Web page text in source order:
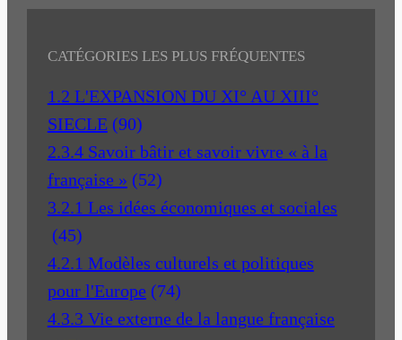
CATÉGORIES LES PLUS FRÉQUENTES
1.2 L'EXPANSION DU XI° AU XIII°
SIECLE (90)
2.3.4 Savoir bâtir et savoir vivre « à la
française » (52)
3.2.1 Les idées économiques et sociales
(45)
4.2.1 Modèles culturels et politiques
pour l'Europe (74)
4.3.3 Vie externe de la langue française